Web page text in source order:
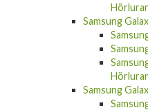
Hörlurar
Samsung
Hörlurar
Samsung